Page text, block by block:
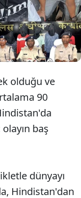
genç kadına
olduğu ve
90
baş
dünyayı
Hindistan'dan